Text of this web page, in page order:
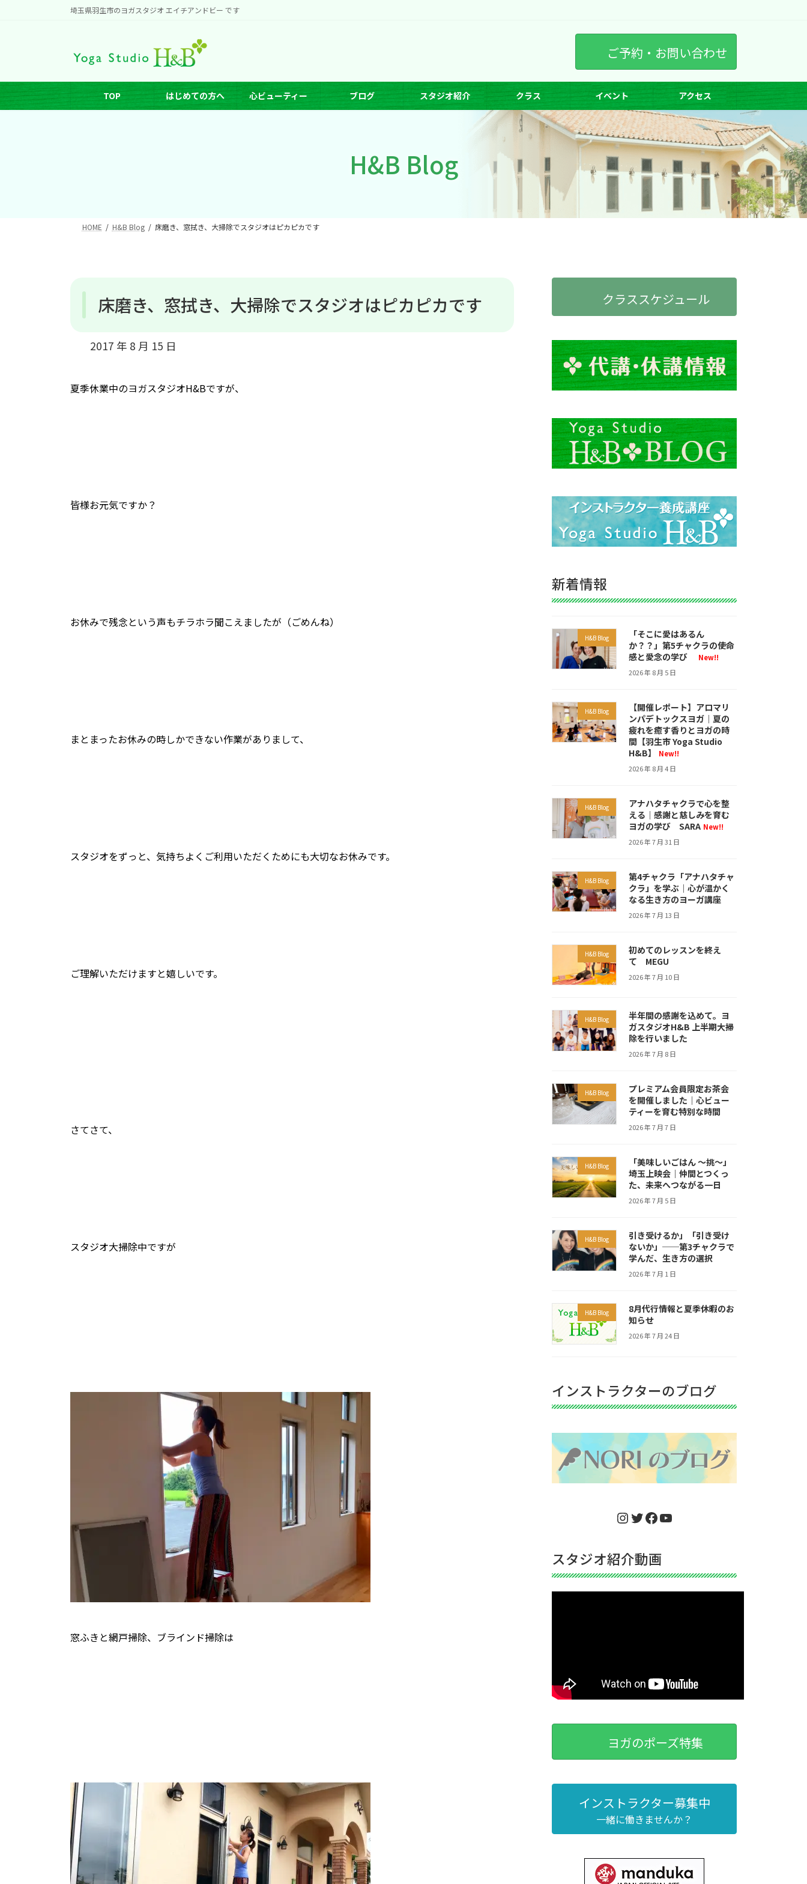
ツ
へ
ス
シ
ョ
ン
埼玉県羽生市のヨガスタジオ エイチアンドビー です
ご予約・お問い合わせ
TOP はじめての方へ 心ビューティー ブログ スタジオ紹介 クラス イベント アクセス
H&B Blog
HOME H&B Blog 床磨き、窓拭き、大掃除でスタジオはピカピカです
床磨き、窓拭き、大掃除でスタジオはピカピカです
2017 年 8 月 15 日
夏季休業中のヨガスタジオH&Bですが、
皆様お元気ですか？
お休みで残念という声もチラホラ聞こえましたが（ごめんね）
まとまったお休みの時しかできない作業がありまして、
スタジオをずっと、気持ちよくご利用いただくためにも大切なお休みです。
ご理解いただけますと嬉しいです。
さてさて、
スタジオ大掃除中ですが
窓ふきと網戸掃除、ブラインド掃除は
クラススケジュール
新着情報
H&B Blog
「そこに愛はあるん
か？？」第5チャクラの使命
感と愛念の学び
New!!
2026 年 8 月 5 日
H&B Blog
【開催レポート】アロマリ
ンパデトックスヨガ｜夏の
疲れを癒す香りとヨガの時
間【羽生市 Yoga Studio
H&B】
New!!
2026 年 8 月 4 日
H&B Blog
アナハタチャクラで心を整
える｜感謝と慈しみを育む
ヨガの学び SARA New!!
2026 年 7 月 31 日
H&B Blog
第4チャクラ「アナハタチャ
クラ」を学ぶ｜心が温かく
なる生き方のヨーガ講座
2026 年 7 月 13 日
H&B Blog
初めてのレッスンを終え
て MEGU
2026 年 7 月 10 日
H&B Blog
半年間の感謝を込めて。ヨ
ガスタジオH&B 上半期大掃
除を行いました
2026 年 7 月 8 日
H&B Blog
プレミアム会員限定お茶会
を開催しました｜心ビュー
ティーを育む特別な時間
2026 年 7 月 7 日
H&B Blog
「美味しいごはん ～挑～」
埼玉上映会｜仲間とつくっ
た、未来へつながる一日
2026 年 7 月 5 日
H&B Blog
引き受けるか」「引き受け
ないか」──第3チャクラで
学んだ、生き方の選択
2026 年 7 月 1 日
H&B Blog
8月代行情報と夏季休暇のお
知らせ
2026 年 7 月 24 日
インストラクターのブログ
Instagram
Twitter
Facebook
YouTube
スタジオ紹介動画
ヨガのポーズ特集
インストラクター募集中
一緒に働きませんか？